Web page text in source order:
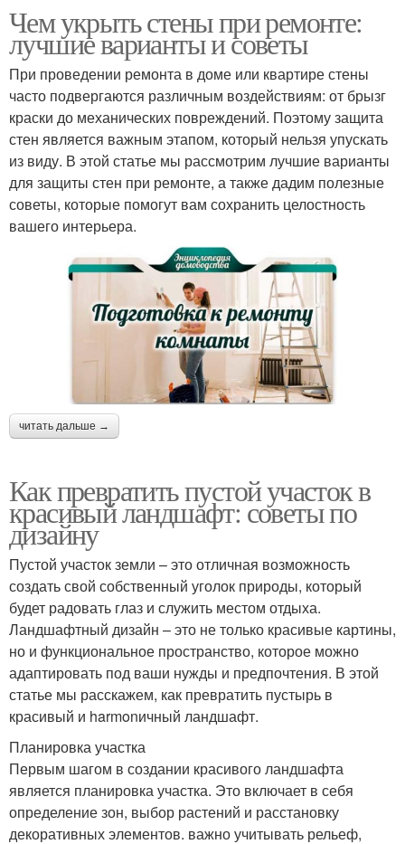
Чем укрыть стены при ремонте:
лучшие варианты и советы
При проведении ремонта в доме или квартире стены
часто подвергаются различным воздействиям: от брызг
краски до механических повреждений. Поэтому защита
стен является важным этапом, который нельзя упускать
из виду. В этой статье мы рассмотрим лучшие варианты
для защиты стен при ремонте, а также дадим полезные
советы, которые помогут вам сохранить целостность
вашего интерьера.
читать дальше →
Как превратить пустой участок в
красивый ландшафт: советы по
дизайну
Пустой участок земли – это отличная возможность
создать свой собственный уголок природы, который
будет радовать глаз и служить местом отдыха.
Ландшафтный дизайн – это не только красивые картины,
но и функциональное пространство, которое можно
адаптировать под ваши нужды и предпочтения. В этой
статье мы расскажем, как превратить пустырь в
красивый и harmonичный ландшафт.
Планировка участка
Первым шагом в создании красивого ландшафта
является планировка участка. Это включает в себя
определение зон, выбор растений и расстановку
декоративных элементов. важно учитывать рельеф,